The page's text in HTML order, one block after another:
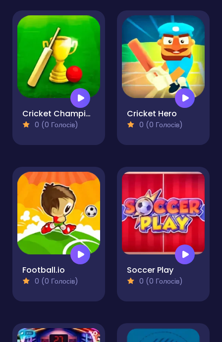
Cricket Championship
0 (0 Голосів)
Cricket Hero
0 (0 Голосів)
Football.io
0 (0 Голосів)
Soccer Play
0 (0 Голосів)